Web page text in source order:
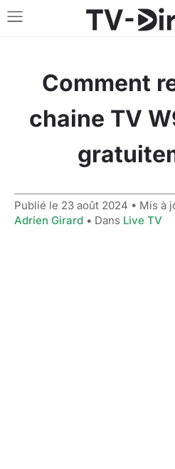
Comment
chaine TV
Publié le 23 août 2024 • Mis à
Adrien Girard • Dans Live TV